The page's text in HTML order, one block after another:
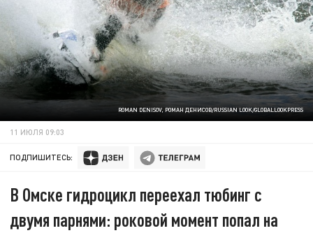
ROMAN DENISOV, РОМАН ДЕНИСОВ/RUSSIAN LOOK/GLOBALLOOKPRESS
11 ИЮЛЯ 09:03
ПОДПИШИТЕСЬ:
В Омске гидроцикл переехал тюбинг с
двумя парнями: роковой момент попал на